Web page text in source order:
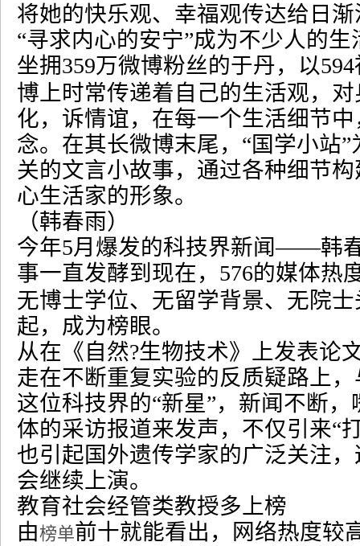
将她的快乐观、幸福观传达给日
“寻求内心的安宁”成为不少人的生
坐拥359万微博粉丝的于丹，以594
博上时常传递着自己的生活观，
化，诉情谊，在每一个生活细节
念。在其长微博末尾， “国学小站”
关的文言小故事，通过各种细节
心生活家的形象。
（韩春雨）
今年5月爆发的科技界新闻――韩
事一直发酵到现在， 576的媒体热
无博士学位、无留学背景、无院
起，成为榜眼。
从在《自然?生物技术》上发表论
走在不断重复实验的反质疑路上
这位科技界的“新星”，新闻不断
体的采访报道来发声，不仅引来“
也引起国外遗传学家的广泛关注
会继续上演。
教育社会经管类教授多上榜
由榜单前十就能看出，网络热度较